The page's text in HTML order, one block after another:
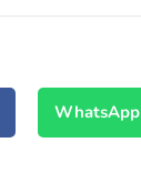
WhatsApp